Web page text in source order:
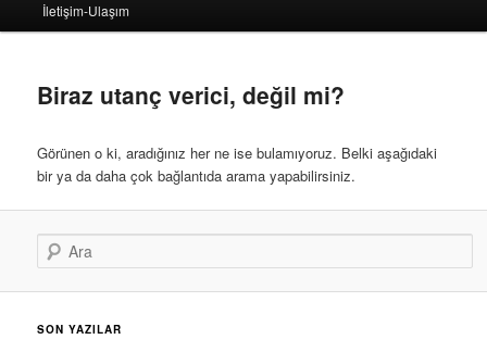
içeriğe
içeriğe
İletişim-Ulaşım
Biraz utanç verici, değil mi?
Görünen o ki, aradığınız her ne ise bulamıyoruz. Belki aşağıdaki
bir ya da daha çok bağlantıda arama yapabilirsiniz.
Ara
SON YAZILAR